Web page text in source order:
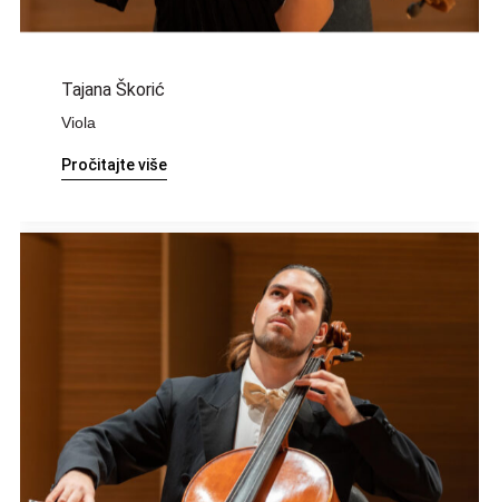
Tajana Škorić
Viola
Pročitajte više